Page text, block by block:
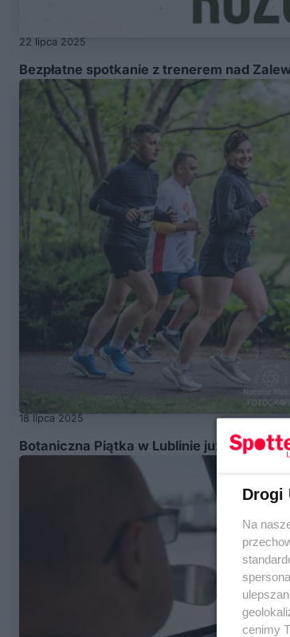
22 lipca 2025
Bezpłatne spotkanie z trenerem nad
18 lipca 2025
Botaniczna Piątka w Lublinie już w ten
Drogi
Na
cenimy